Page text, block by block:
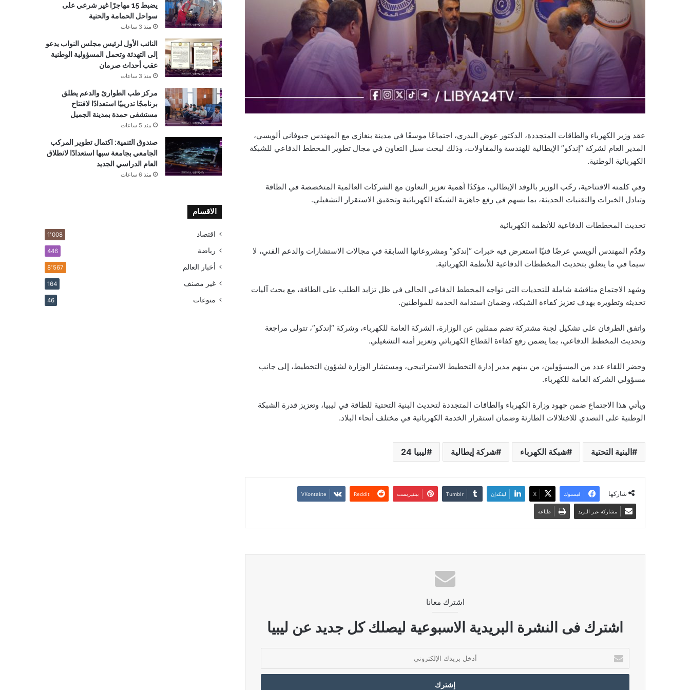
عقد وزير الكهرباء والطاقات المتجددة، الدكتور عوض البدري، اجتماعًا موسعًا في مدينة بنغازي مع المهندس جيوفاني ألويسي،
المدير العام لشركة “إندكو” الإيطالية للهندسة والمقاولات، وذلك لبحث سبل التعاون في مجال تطوير المخطط الدفاعي للشبكة
الكهربائية الوطنية.
وفي كلمته الافتتاحية، رحّب الوزير بالوفد الإيطالي، مؤكدًا أهمية تعزيز التعاون مع الشركات العالمية المتخصصة في الطاقة
وتبادل الخبرات والتقنيات الحديثة، بما يسهم في رفع جاهزية الشبكة الكهربائية وتحقيق الاستقرار التشغيلي.
تحديث المخططات الدفاعية للأنظمة الكهربائية
وقدّم المهندس ألويسي عرضًا فنيًا استعرض فيه خبرات “إندكو” ومشروعاتها السابقة في مجالات الاستشارات والدعم الفني، لا
سيما في ما يتعلق بتحديث المخططات الدفاعية للأنظمة الكهربائية.
وشهد الاجتماع مناقشة شاملة للتحديات التي تواجه المخطط الدفاعي الحالي في ظل تزايد الطلب على الطاقة، مع بحث آليات
تحديثه وتطويره بهدف تعزيز كفاءة الشبكة، وضمان استدامة الخدمة للمواطنين.
واتفق الطرفان على تشكيل لجنة مشتركة تضم ممثلين عن الوزارة، الشركة العامة للكهرباء، وشركة “إندكو”، تتولى مراجعة
وتحديث المخطط الدفاعي، بما يضمن رفع كفاءة القطاع الكهربائي وتعزيز أمنه التشغيلي.
وحضر اللقاء عدد من المسؤولين، من بينهم مدير إدارة التخطيط الاستراتيجي، ومستشار الوزارة لشؤون التخطيط، إلى جانب
مسؤولي الشركة العامة للكهرباء.
ويأتي هذا الاجتماع ضمن جهود وزارة الكهرباء والطاقات المتجددة لتحديث البنية التحتية للطاقة في ليبيا، وتعزيز قدرة الشبكة
الوطنية على التصدي للاختلالات الطارئة وضمان استقرار الخدمة الكهربائية في مختلف أنحاء البلاد.
البنية التحتية شبكة الكهرباء شركة إيطالية ليبيا 24
شاركها فيسبوك ‫X لينكدإن بينتيريست
مشاركة عبر البريد طباعة
اشترك معانا
اشترك فى النشرة البريدية الاسبوعية ليصلك كل جديد عن ليبيا
بريدك
الإلكتروني
يضبط 15 مهاجرًا غير شرعي على
سواحل الحمامة والحنية
منذ 3 ساعات
النائب الأول لرئيس مجلس النواب يدعو
إلى التهدئة وتحمل المسؤولية الوطنية
عقب أحداث صرمان
منذ 3 ساعات
مركز طب الطوارئ والدعم يطلق
برنامجًا تدريبيًا استعدادًا لافتتاح
مستشفى حمدة بمدينة الجميل
منذ 5 ساعات
صندوق التنمية: اكتمال تطوير المركب
الجامعي بجامعة سبها استعدادًا لانطلاق
العام الدراسي الجديد
منذ 6 ساعات
الاقسام
اقتصاد 1٬008
رياضة 446
أخبار العالم 8٬567
غير مصنف 164
منوعات 46